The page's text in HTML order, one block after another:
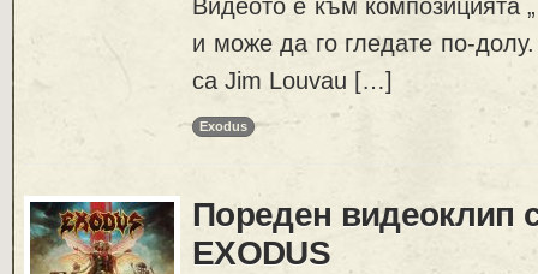
Видеото е към композицията
и може да го гледате по-
са Jim Louvau […]
Exodus
Пореден видеоклип
EXODUS